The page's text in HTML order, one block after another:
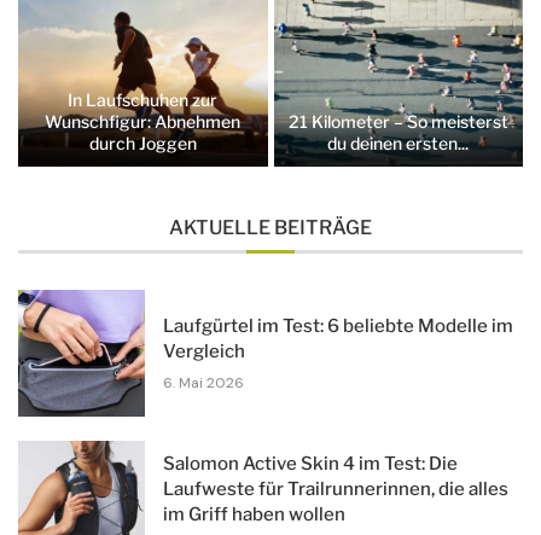
In Laufschuhen zur
Wunschfigur: Abnehmen
durch Joggen
21 Kilometer – So meisterst
du deinen ersten...
AKTUELLE BEITRÄGE
Laufgürtel im Test: 6 beliebte Modelle im
Vergleich
6. Mai 2026
Salomon Active Skin 4 im Test: Die
Laufweste für Trailrunnerinnen, die alles
im Griff haben wollen